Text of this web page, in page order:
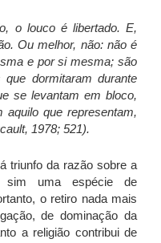
o louco é libertado. E,
Ou melhor, não: não é
e por si mesma; são
dormitaram durante
se levantam em bloco,
aquilo que representam,
1978; 521).
triunfo da razão sobre a
sim uma espécie de
o retiro nada mais
de dominação da
a religião contribui de